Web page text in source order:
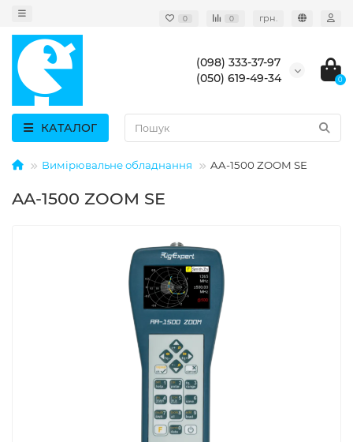
0 0 грн.
(098) 333-37-97
(050) 619-49-34
0
КАТАЛОГ
Вимірювальне обладнання AA-1500 ZOOM SE
AA-1500 ZOOM SE